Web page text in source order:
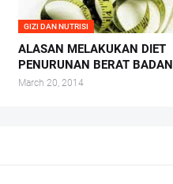
GIZI DAN NUTRISI
ALASAN MELAKUKAN DIET
PENURUNAN BERAT BADAN
March 20, 2014